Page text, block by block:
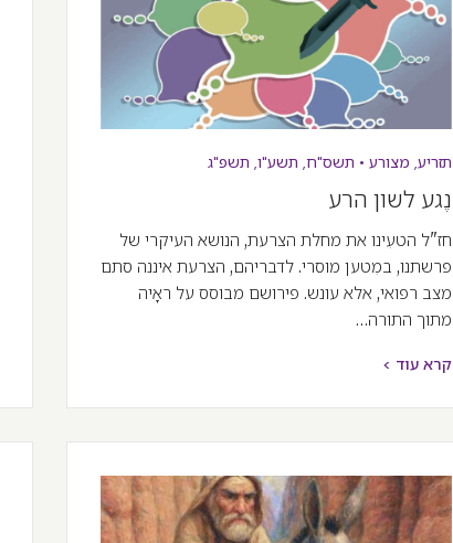
תזריע, מצורע • תשס"ח, תשע"ו, תשפ"ג
נֶגע לשון הרע
חז"ל הטעִינו את מחלת הצרעת, הנושא העיקרי של
פרשתנו, במִטען מוסרי. לדבריהם, הצרעת איננה סתם
מצב רפואי, אלא עונש. פירושם מבוסס על ראָיה
מתוך התורה…
קרא עוד >